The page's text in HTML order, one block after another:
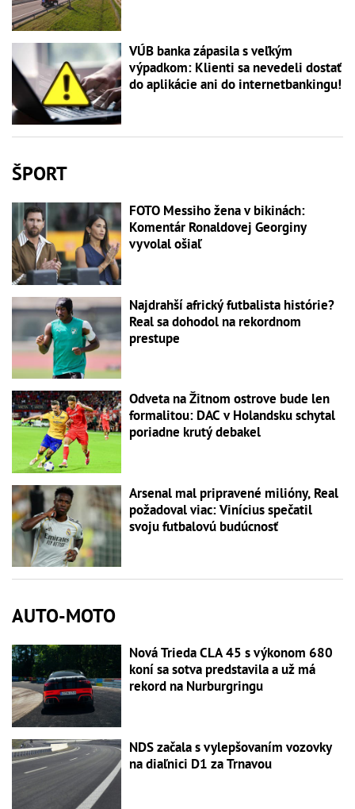
VÚB banka zápasila s veľkým
výpadkom: Klienti sa nevedeli dostať
do aplikácie ani do internetbankingu!
ŠPORT
FOTO Messiho žena v bikinách:
Komentár Ronaldovej Georginy
vyvolal ošiaľ
Najdrahší africký futbalista histórie?
Real sa dohodol na rekordnom
prestupe
Odveta na Žitnom ostrove bude len
formalitou: DAC v Holandsku schytal
poriadne krutý debakel
Arsenal mal pripravené milióny, Real
požadoval viac: Vinícius spečatil
svoju futbalovú budúcnosť
AUTO-MOTO
Nová Trieda CLA 45 s výkonom 680
koní sa sotva predstavila a už má
rekord na Nurburgringu
NDS začala s vylepšovaním vozovky
na diaľnici D1 za Trnavou